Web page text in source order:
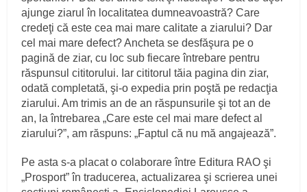
ajunge ziarul în localitatea dumneavoastră? Care
credeţi că este cea mai mare calitate a ziarului? Dar
cel mai mare defect? Ancheta se desfăşura pe o
pagină de ziar, cu loc sub fiecare întrebare pentru
răspunsul cititorului. Iar cititorul tăia pagina din ziar,
odată completată, şi-o expedia prin poştă pe redacţia
ziarului. Am trimis an de an răspunsurile şi tot an de
an, la întrebarea „Care este cel mai mare defect al
ziarului?”, am răspuns: „Faptul că nu mă angajează”.
Pe asta s-a placat o colaborare între Editura RAO şi
„Prosport” în traducerea, actualizarea şi scrierea unei